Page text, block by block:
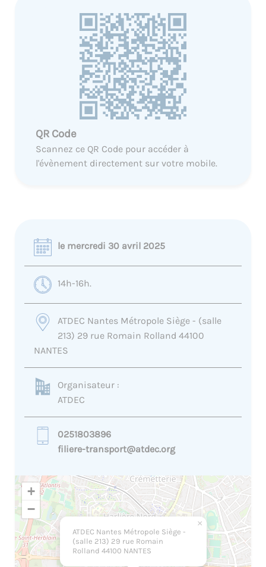
QR Code
Scannez ce QR Code pour accéder à
l'évènement directement sur votre mobile.
le mercredi 30 avril 2025
14h-16h.
ATDEC Nantes Métropole Siège - (salle
213) 29 rue Romain Rolland 44100
NANTES
Organisateur :
ATDEC
0251803896
filiere-transport@atdec.org
ATDEC Nantes Métropole Siège -
(salle 213) 29 rue Romain
Rolland 44100 NANTES
×
+
−